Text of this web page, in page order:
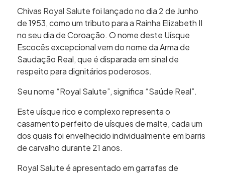
original
era:
R$ 899,90.
atual
é:
R$ 869,90.
Chivas Royal Salute foi lançado no dia 2 de Junho
de 1953, como um tributo para a Rainha Elizabeth II
no seu dia de Coroação. O nome deste Uísque
Escocês excepcional vem do nome da Arma de
Saudação Real, que é disparada em sinal de
respeito para dignitários poderosos.
Seu nome “Royal Salute”, significa “Saúde Real”.
Este uísque rico e complexo representa o
casamento perfeito de uísques de malte, cada um
dos quais foi envelhecido individualmente em barris
de carvalho durante 21 anos.
Royal Salute é apresentado em garrafas de